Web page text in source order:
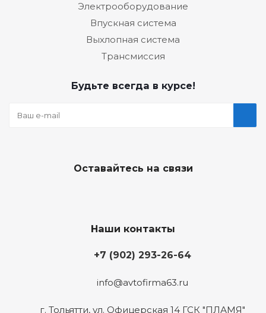
Электрооборудование
Впускная система
Выхлопная система
Трансмиссия
Будьте всегда в курсе!
Оставайтесь на связи
Наши контакты
+7 (902) 293-26-64
info@avtofirma63.ru
г. Тольятти, ул. Офицерская 14 ГСК "ПЛАМЯ"